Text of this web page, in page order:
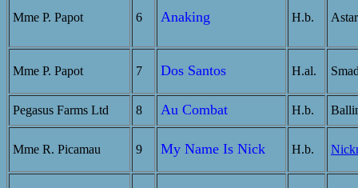
Mme P. Papot 6 Anaking H.b.
Mme P. Papot 7 Dos Santos H.al.
Pegasus Farms Ltd 8 Au Combat H.b.
Mme R. Picamau 9 My Name Is Nick H.b.